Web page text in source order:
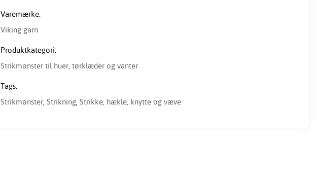
Varemærke:
Viking garn
Produktkategori:
Strikmønster til huer, tørklæder og vanter
Tags:
Strikmønster, Strikning, Strikke, hækle, knytte og væve